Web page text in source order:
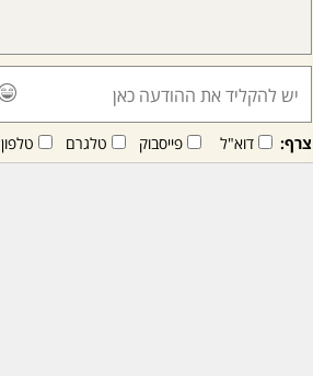
צרף: דוא"ל פייסבוק טלגרם טלפון